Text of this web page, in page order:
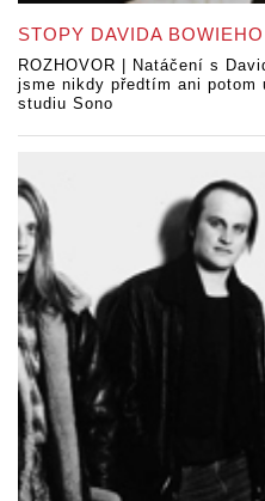
STOPY DAVIDA
ROZHOVOR | Natáčení s
jsme nikdy předtím ani potom
studiu Sono